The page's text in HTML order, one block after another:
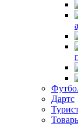
Дартс